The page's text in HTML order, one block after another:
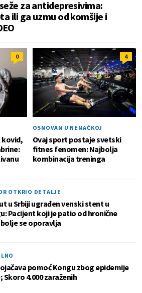
za antidepresivima:
ili ga uzmu od komšije i
0
kovid,
4
OSNOVAN U NEMAČKOJ
Ovaj sport postaje svetski
fitnes fenomen: Najbolja
kombinacija treninga
OTKRIO DETALJE
u Srbiji ugrađen venski stent u
Pacijent koji je patio od hronične
se oporavlja
pomoć Kongu zbog epidemije
Skoro 4.000 zaraženih